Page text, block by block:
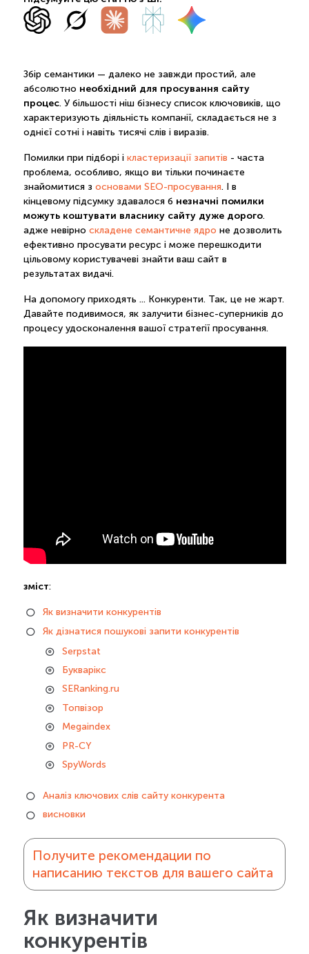
Збір семантики — далеко не завжди простий, але
абсолютно необхідний для просування сайту
процес. У більшості ніш бізнесу список ключовиків, що
характеризують діяльність компанії, складається не з
однієї сотні і навіть тисячі слів і виразів.
Помилки при підборі і кластеризації запитів - часта
проблема, особливо, якщо ви тільки починаєте
знайомитися з основами SEO-просування. І в
кінцевому підсумку здавалося б незначні помилки
можуть коштувати власнику сайту дуже дорого.
адже невірно складене семантичне ядро не дозволить
ефективно просувати ресурс і може перешкодити
цільовому користувачеві знайти ваш сайт в
результатах видачі.
На допомогу приходять ... Конкуренти. Так, це не жарт.
Давайте подивимося, як залучити бізнес-суперників до
процесу удосконалення вашої стратегії просування.
зміст:
Як визначити конкурентів
Як дізнатися пошукові запити конкурентів
Serpstat
Букварікс
SERanking.ru
Топвізор
Megaindex
PR-CY
SpyWords
Аналіз ключових слів сайту конкурента
висновки
Получите рекомендации по
написанию текстов для вашего сайта
Як визначити
конкурентів